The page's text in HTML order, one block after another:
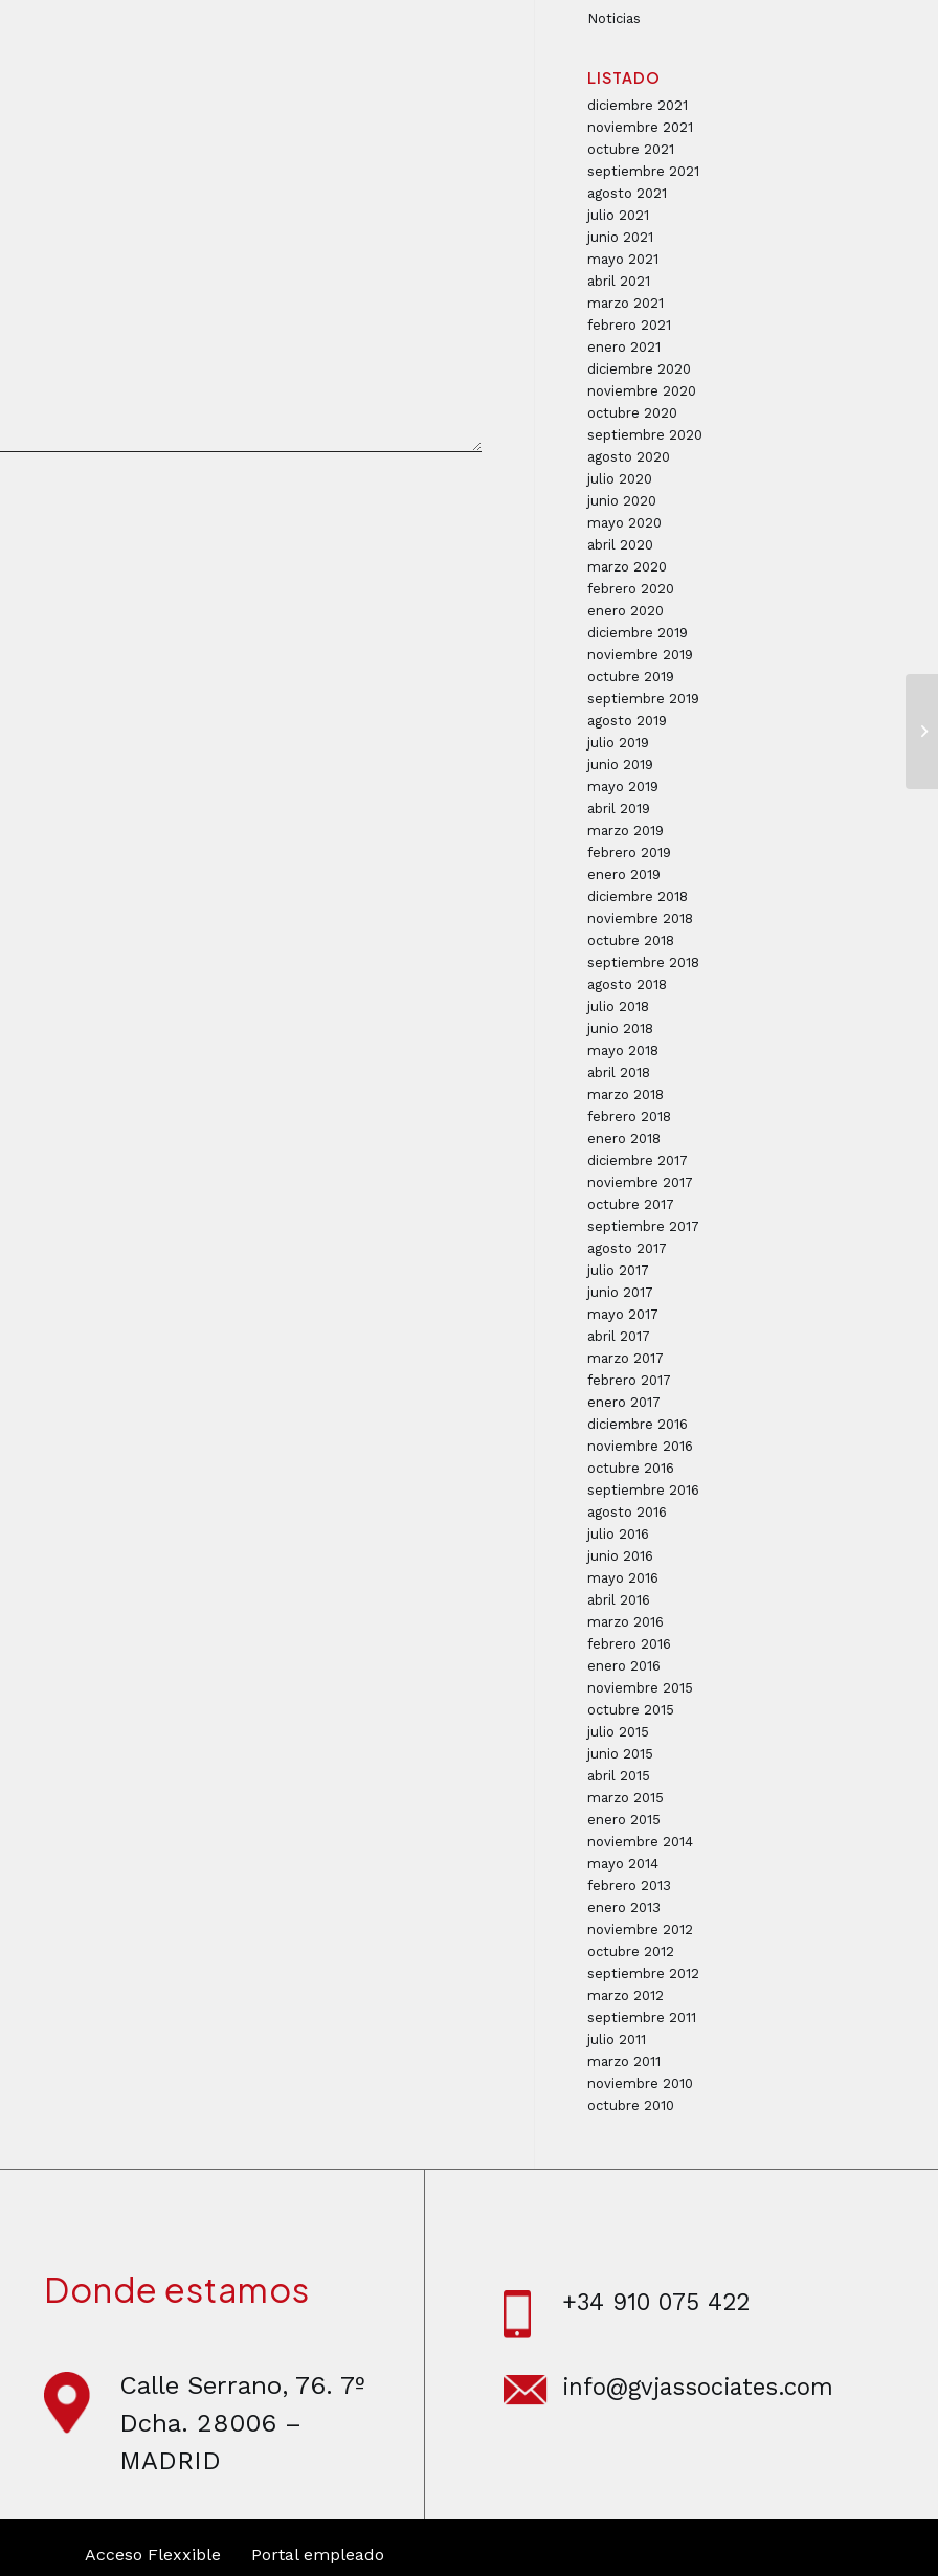
Noticias
LISTADO
diciembre 2021
noviembre 2021
octubre 2021
septiembre 2021
agosto 2021
julio 2021
junio 2021
mayo 2021
abril 2021
marzo 2021
febrero 2021
enero 2021
diciembre 2020
noviembre 2020
octubre 2020
septiembre 2020
agosto 2020
julio 2020
junio 2020
mayo 2020
abril 2020
marzo 2020
febrero 2020
enero 2020
diciembre 2019
noviembre 2019
octubre 2019
septiembre 2019
agosto 2019
julio 2019
junio 2019
mayo 2019
abril 2019
marzo 2019
febrero 2019
enero 2019
diciembre 2018
noviembre 2018
octubre 2018
septiembre 2018
agosto 2018
julio 2018
junio 2018
mayo 2018
abril 2018
marzo 2018
febrero 2018
enero 2018
diciembre 2017
noviembre 2017
octubre 2017
septiembre 2017
agosto 2017
julio 2017
junio 2017
mayo 2017
abril 2017
marzo 2017
febrero 2017
enero 2017
diciembre 2016
noviembre 2016
octubre 2016
septiembre 2016
agosto 2016
julio 2016
junio 2016
mayo 2016
abril 2016
marzo 2016
febrero 2016
enero 2016
noviembre 2015
octubre 2015
julio 2015
junio 2015
abril 2015
marzo 2015
enero 2015
noviembre 2014
mayo 2014
febrero 2013
enero 2013
noviembre 2012
octubre 2012
septiembre 2012
marzo 2012
septiembre 2011
julio 2011
marzo 2011
noviembre 2010
octubre 2010
Donde estamos
Calle Serrano, 76. 7º
Dcha. 28006 –
MADRID
+34 910 075 422
info@gvjassociates.com
Acceso Flexxible Portal empleado